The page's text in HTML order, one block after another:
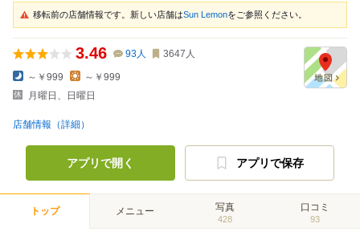
移転前の店舗情報です。新しい店舗はSun Lemonをご参照ください。
3.46 93人 3647 人
～￥999
～￥999
月曜日、日曜日
店舗情報（詳細）
アプリで開く アプリで保存
トップ メニュー 写真
428
口コミ
93